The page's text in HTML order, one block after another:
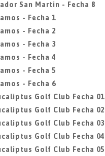
San Martin - Fecha 8
- Fecha 1
- Fecha 2
- Fecha 3
- Fecha 4
- Fecha 5
- Fecha 6
Golf Club Fecha 01
Golf Club Fecha 02
Golf Club Fecha 03
Golf Club Fecha 04
Golf Club Fecha 05